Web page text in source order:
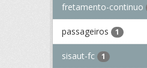
fretamento-continuo
passageiros 1
sisaut-fc 1